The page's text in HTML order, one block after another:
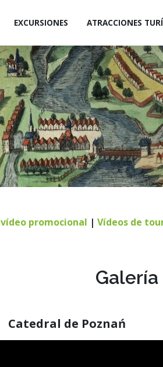
EXCURSIONES ATRACCIONES
vídeo promocional | Vídeos de
Catedral de Poznań